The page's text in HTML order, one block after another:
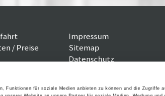
Funktionen für soziale Medien anbieten zu können und die Zugriffe
/ Preise
Impressum
Sitemap
Datenschutz